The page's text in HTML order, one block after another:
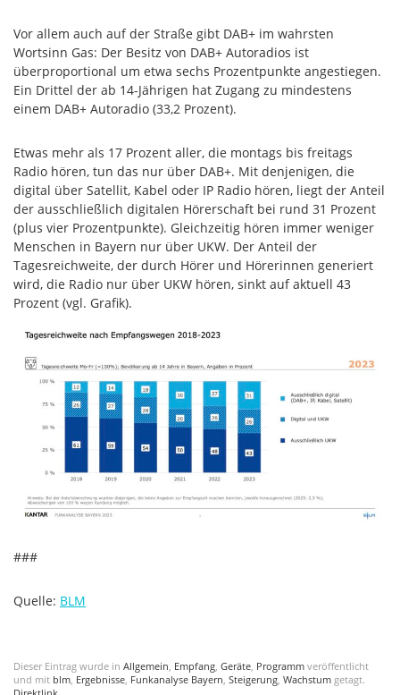
Vor allem auch auf der Straße gibt DAB+ im wahrsten
Wortsinn Gas: Der Besitz von DAB+ Autoradios ist
überproportional um etwa sechs Prozentpunkte angestiegen.
Ein Drittel der ab 14-Jährigen hat Zugang zu mindestens
einem DAB+ Autoradio (33,2 Prozent).
Etwas mehr als 17 Prozent aller, die montags bis freitags
Radio hören, tun das nur über DAB+. Mit denjenigen, die
digital über Satellit, Kabel oder IP Radio hören, liegt der Anteil
der ausschließlich digitalen Hörerschaft bei rund 31 Prozent
(plus vier Prozentpunkte). Gleichzeitig hören immer weniger
Menschen in Bayern nur über UKW. Der Anteil der
Tagesreichweite, der durch Hörer und Hörerinnen generiert
wird, die Radio nur über UKW hören, sinkt auf aktuell 43
Prozent (vgl. Grafik).
###
Quelle: BLM
Dieser Eintrag wurde in Allgemein, Empfang, Geräte, Programm veröffentlicht
und mit blm, Ergebnisse, Funkanalyse Bayern, Steigerung, Wachstum getagt.